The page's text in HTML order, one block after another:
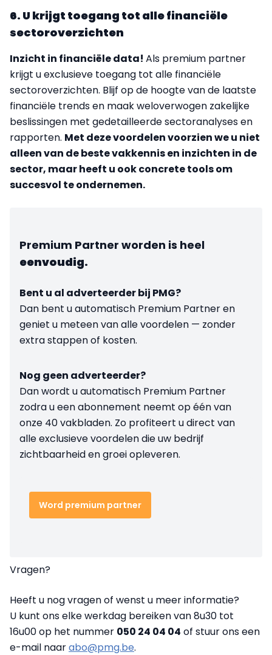
6. U krijgt toegang tot alle financiële
sectoroverzichten
Inzicht in financiële data! Als premium partner
krijgt u exclusieve toegang tot alle financiële
sectoroverzichten. Blijf op de hoogte van de laatste
financiële trends en maak weloverwogen zakelijke
beslissingen met gedetailleerde sectoranalyses en
rapporten. Met deze voordelen voorzien we u niet
alleen van de beste vakkennis en inzichten in de
sector, maar heeft u ook concrete tools om
succesvol te ondernemen.
Premium Partner worden is heel
eenvoudig.
Bent u al adverteerder bij PMG?
Dan bent u automatisch Premium Partner en
geniet u meteen van alle voordelen — zonder
extra stappen of kosten.
Nog geen adverteerder?
Dan wordt u automatisch Premium Partner
zodra u een abonnement neemt op één van
onze 40 vakbladen. Zo profiteert u direct van
alle exclusieve voordelen die uw bedrijf
zichtbaarheid en groei opleveren.
Word premium partner
Vragen?
Heeft u nog vragen of wenst u meer informatie?
U kunt ons elke werkdag bereiken van 8u30 tot
16u00 op het nummer 050 24 04 04 of stuur ons een
e-mail naarabo@pmg.be.